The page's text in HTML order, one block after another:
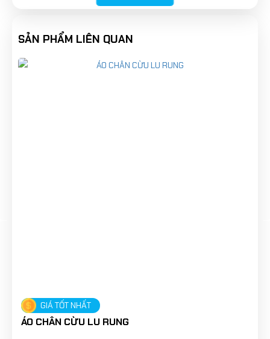
3410
3411
3412
SẢN PHẨM LIÊN QUAN
GIÁ TỐT NHẤT
ÁO CHÂN CỪU LU RUNG